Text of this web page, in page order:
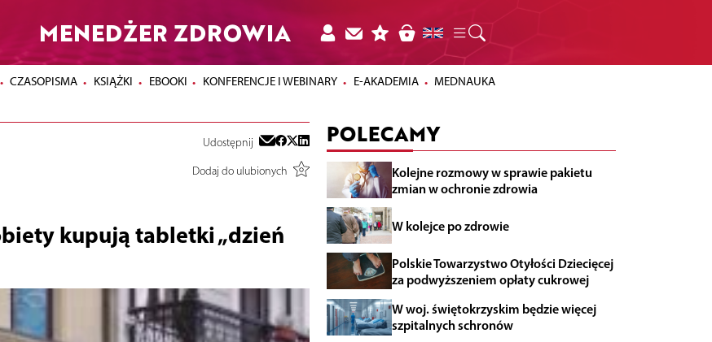
MENEDŻER ZDROWIA
CZASOPISMA KSIĄŻKI EBOOKI KONFERENCJE I WEBINARY E-AKADEMIA MEDNAUKA
Udostępnij
Dodaj do ulubionych
kupują tabletki „dzień
POLECAMY
Kolejne rozmowy w sprawie pakietu
zmian w ochronie zdrowia
W kolejce po zdrowie
Polskie Towarzystwo Otyłości Dziecięcej
za podwyższeniem opłaty cukrowej
W woj. świętokrzyskim będzie więcej
szpitalnych schronów